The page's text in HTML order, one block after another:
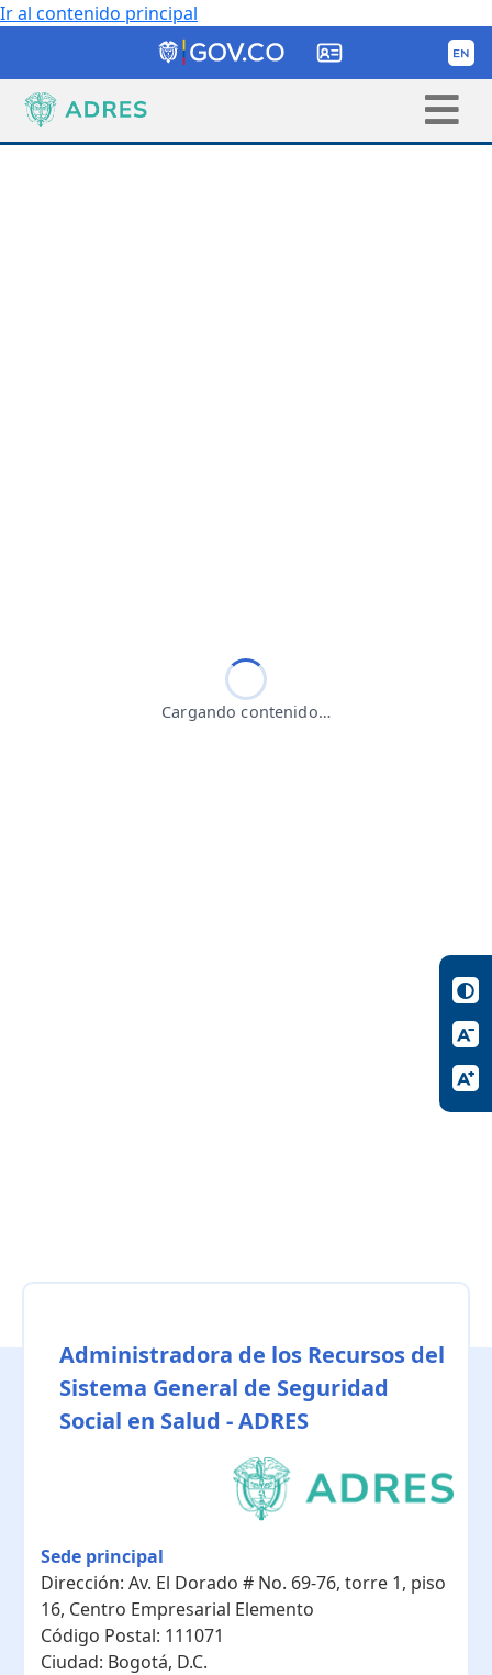
Ir al contenido principal
Cargando contenido…
Administradora de los Recursos del
Sistema General de Seguridad
Social en Salud - ADRES
Sede principal
Dirección: Av. El Dorado # No. 69-76, torre 1, piso
16, Centro Empresarial Elemento
Código Postal: 111071
Ciudad: Bogotá, D.C.